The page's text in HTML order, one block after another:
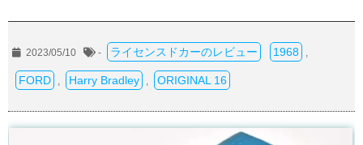
2023/05/10 - ライセンスドカーのレビュー 1968
FORD Harry Bradley ORIGINAL 16